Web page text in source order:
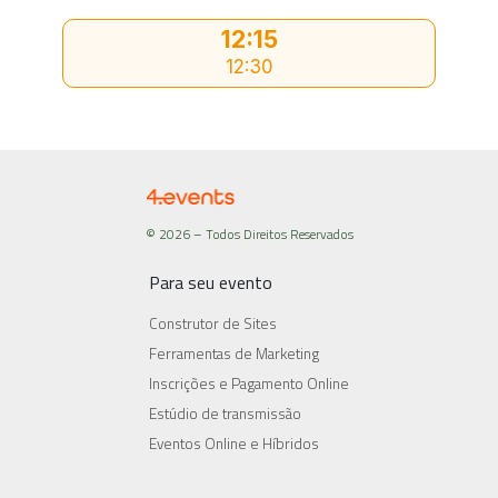
12:15
12:30
© 2026 – Todos Direitos Reservados
Para seu evento
Construtor de Sites
Ferramentas de Marketing
Inscrições e Pagamento Online
Estúdio de transmissão
Eventos Online e Híbridos